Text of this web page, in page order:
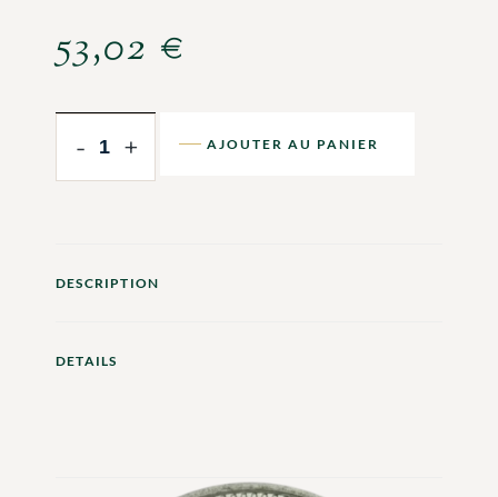
53,02 €
- + AJOUTER AU PANIER
DESCRIPTION
DETAILS